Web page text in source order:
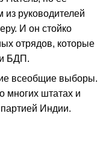
руководителей
И он стойко
отрядов, которые
БДП.
всеобщие выборы.
многих штатах и
Индии.